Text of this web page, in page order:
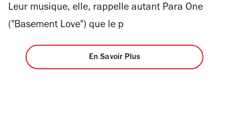
Leur musique, elle, rappelle autant Para One
("Basement Love") que le p
En Savoir Plus